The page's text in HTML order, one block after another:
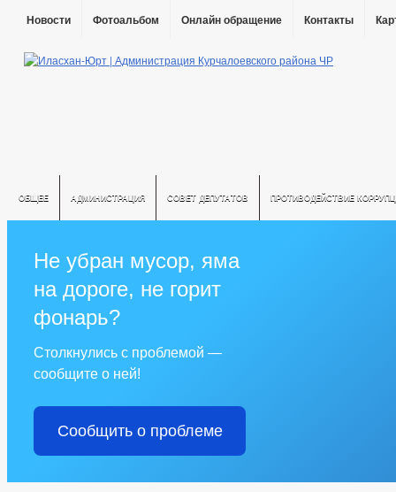
Новости Фотоальбом Онлайн обращение Контакты
ОБЩЕЕ АДМИНИСТРАЦИЯ СОВЕТ ДЕПУТАТОВ ПРОТИВОДЕЙСТВИЕ
Не убран мусор, яма
на дороге, не горит
фонарь?
Столкнулись с проблемой —
сообщите о ней!
Сообщить о проблеме